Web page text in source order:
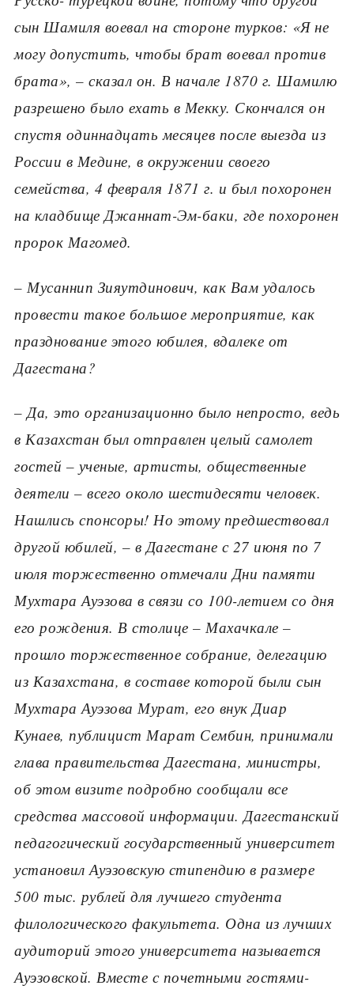
сын Шамиля воевал на стороне турков: «Я не
могу допустить, чтобы брат воевал против
брата», – сказал он. В начале 1870 г. Шамилю
разрешено было ехать в Мекку. Скончался он
спустя одиннадцать месяцев после выезда из
России в Медине, в окружении своего
семейства, 4 февраля 1871 г. и был похоронен
на кладбище Джаннат-Эм-баки, где похоронен
пророк Магомед.
– Мусаннип Зияутдинович, как Вам удалось
провести такое большое мероприятие, как
празднование этого юбилея, вдалеке от
Дагестана?
– Да, это организационно было непросто, ведь
в Казахстан был отправлен целый самолет
гостей – ученые, артисты, общественные
деятели – всего около шестидесяти человек.
Нашлись спонсоры! Но этому предшествовал
другой юбилей, – в Дагестане с 27 июня по 7
июля торжественно отмечали Дни памяти
Мухтара Ауэзова в связи со 100-летием со дня
его рождения. В столице – Махачкале –
прошло торжественное собрание, делегацию
из Казахстана, в составе которой были сын
Мухтара Ауэзова Мурат, его внук Диар
Кунаев, публицист Марат Сембин, принимали
глава правительства Дагестана, министры,
об этом визите подробно сообщали все
средства массовой информации. Дагестанский
педагогический государственный университет
установил Ауэзовскую стипендию в размере
500 тыс. рублей для лучшего студента
филологического факультета. Одна из лучших
аудиторий этого университета называется
Ауэзовской. Вместе с почетными гостями-